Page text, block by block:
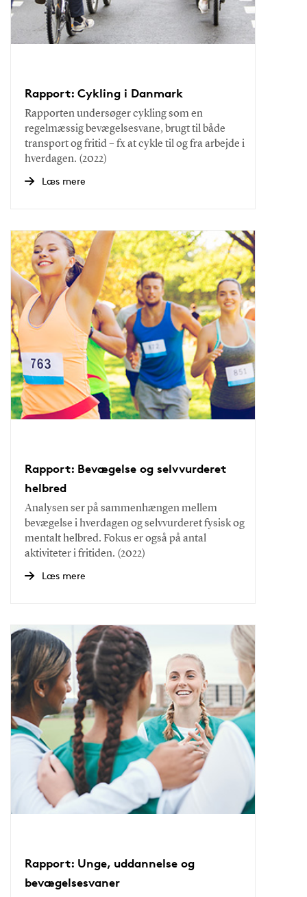
Rapport: Cykling i Danmark
Rapporten undersøger cykling som en
regelmæssig bevægelsesvane, brugt til både
transport og fritid – fx at cykle til og fra arbejde i
hverdagen. (2022)
Læs mere
Rapport: Bevægelse og selvvurderet
helbred
Analysen ser på sammenhængen mellem
bevægelse i hverdagen og selvvurderet fysisk og
mentalt helbred. Fokus er også på antal
aktiviteter i fritiden. (2022)
Læs mere
Rapport: Unge, uddannelse og
bevægelsesvaner